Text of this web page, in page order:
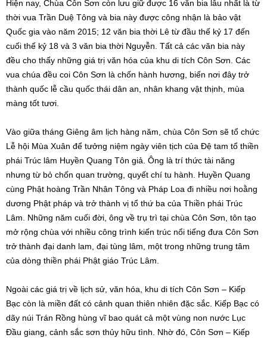
Hiện nay, Chùa Côn Sơn còn lưu giữ được 16 văn bia lâu nhất là từ
thời vua Trần Duệ Tông và bia này được công nhận là bảo vật
Quốc gia vào năm 2015; 12 văn bia thời Lê từ đầu thế kỷ 17 đến
cuối thế kỷ 18 và 3 văn bia thời Nguyễn. Tất cả các văn bia này
đều cho thấy những giá trị văn hóa của khu di tích Côn Sơn. Các
vua chúa đều coi Côn Sơn là chốn hành hương, biến nơi đây trở
thành quốc lễ cầu quốc thái dân an, nhân khang vật thịnh, mùa
màng tốt tươi.
Vào giữa tháng Giêng âm lịch hàng năm, chùa Côn Sơn sẽ tổ chức
Lễ hội Mùa Xuân để tưởng niệm ngày viên tịch của Đệ tam tổ thiền
phái Trúc lâm Huyền Quang Tôn giả. Ông là trí thức tài năng
nhưng từ bỏ chốn quan trường, quyết chí tu hành. Huyền Quang
cùng Phật hoàng Trần Nhân Tông và Pháp Loa đi nhiều nơi hoằng
dương Phật pháp và trở thành vị tổ thứ ba của Thiền phái Trúc
Lâm. Những năm cuối đời, ông về trụ trì tại chùa Côn Sơn, tôn tạo
mở rộng chùa với nhiều công trình kiến trúc nổi tiếng đưa Côn Sơn
trở thành đại danh lam, đại tùng lâm, một trong những trung tâm
của dòng thiền phái Phật giáo Trúc Lâm.
Ngoài các giá trị về lịch sử, văn hóa, khu di tích Côn Sơn – Kiếp
Bạc còn là miền đất có cảnh quan thiên nhiên đặc sắc. Kiếp Bạc có
dãy núi Trán Rồng hùng vĩ bao quát cả một vùng non nước Lục
Đầu giang, cảnh sắc sơn thủy hữu tình. Nhờ đó, Côn Sơn – Kiếp